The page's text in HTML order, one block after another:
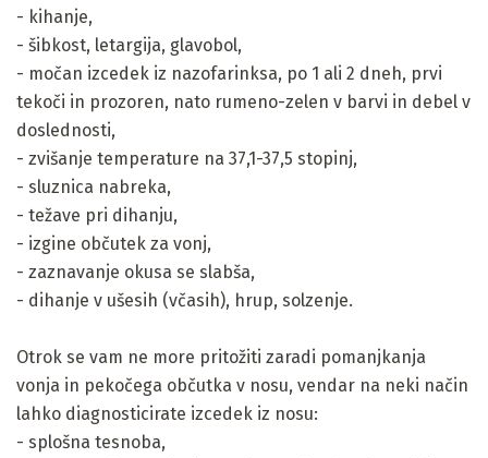
- kihanje,
- šibkost, letargija, glavobol,
- močan izcedek iz nazofarinksa, po 1 ali 2 dneh, prvi
tekoči in prozoren, nato rumeno-zelen v barvi in ​​debel v
doslednosti,
- zvišanje temperature na 37,1-37,5 stopinj,
- sluznica nabreka,
- težave pri dihanju,
- izgine občutek za vonj,
- zaznavanje okusa se slabša,
- dihanje v ušesih (včasih), hrup, solzenje.
Otrok se vam ne more pritožiti zaradi pomanjkanja
vonja in pekočega občutka v nosu, vendar na neki način
lahko diagnosticirate izcedek iz nosu:
- splošna tesnoba,